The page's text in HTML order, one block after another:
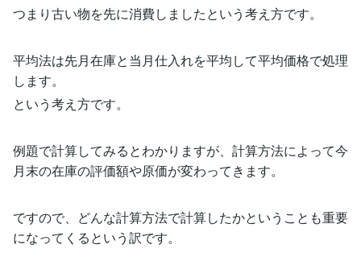
つまり古い物を先に消費しましたという考え方です。
平均法は先月在庫と当月仕入れを平均して平均価格で処理
します。
という考え方です。
例題で計算してみるとわかりますが、計算方法によって今
月末の在庫の評価額や原価が変わってきます。
ですので、どんな計算方法で計算したかということも重要
になってくるという訳です。